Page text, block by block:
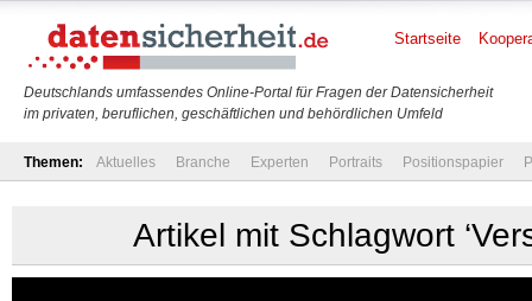
Deutschlands umfassendes Online-Portal für Fragen der Datensicherheit
im privaten, beruflichen, geschäftlichen und behördlichen Umfeld
Startseite
Themen: Aktuelles Branche Experten Portraits Positionspapier
Artikel mit Schlagwort